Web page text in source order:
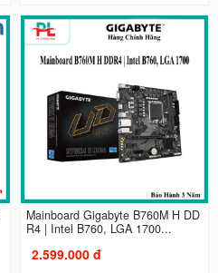
Mainboard Gigabyte B760M H DD
R4 | Intel B760, LGA 1700...
2.599.000 đ